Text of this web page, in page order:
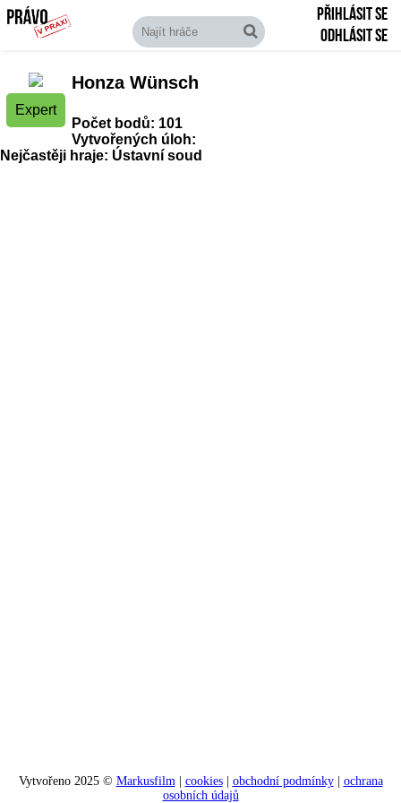
Přihlásit se
Odhlásit se
Expert
Honza Wünsch
Počet bodů: 101
Vytvořených úloh:
Nejčastěji hraje: Ústavní soud
Vytvořeno 2025 © Markusfilm| cookies| obchodní podmínky| ochrana
osobních údajů